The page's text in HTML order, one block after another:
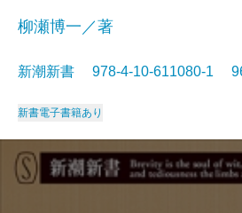
柳瀬博一／著
新潮新書 978-4-10-611080-1
新書電子書籍あり